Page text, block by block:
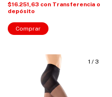
$16.251,63 con Transferencia o
depósito
Comprar
1 / 3